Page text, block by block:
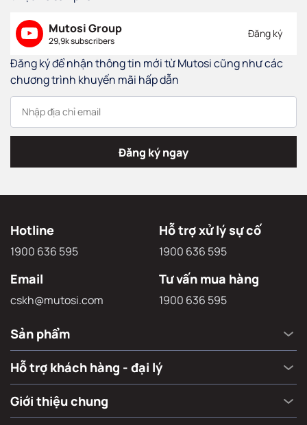
Mutosi Group
29,9k subscribers
Đăng ký
Đăng ký để nhận thông tin mới từ Mutosi cũng như các
chương trình khuyến mãi hấp dẫn
Đăng ký ngay
Hotline
1900 636 595
Hỗ trợ xử lý sự cố
1900 636 595
Email
cskh@mutosi.com
Tư vấn mua hàng
1900 636 595
Sản phẩm
Hỗ trợ khách hàng - đại lý
Giới thiệu chung